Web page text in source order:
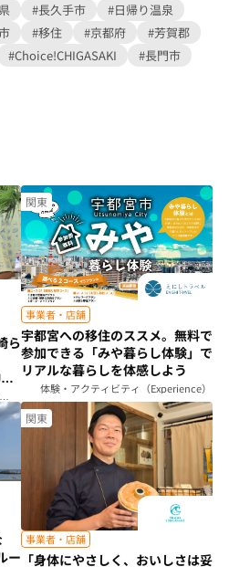
#長久手市
#日帰り温泉
#移住 #京都府
#芳賀郡
#Choice!CHIGASAKI
#長門市
ら
関東
事業者・店舗
宇都宮への移住のススメ。無料で
参加できる「みや暮らし体験」で
リアルな暮らしを体感しよう
体験・アクティビティ（Experience）
ー
関東
事業者・店舗
「身体にやさしく、おいしさは妥